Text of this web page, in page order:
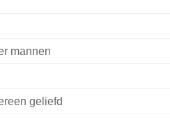
mannen
geliefd